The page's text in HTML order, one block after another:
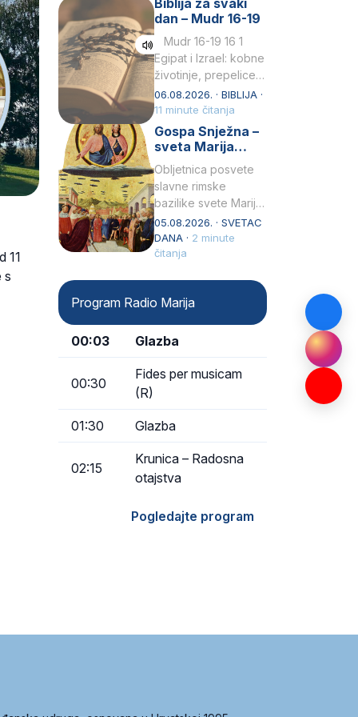
11
s
Petar u svojoj
drugoj…
Biblija za svaki
dan – Mudr 16-19
Mudr 16-19 16 1
Egipat i Izrael: kobne
životinje, prepelice
Zato bijahu
primjereno kažnjeni
sličnim životinjamai
mučeni mnoštvom
06.08.2026. · BIBLIJA ·
11 minute čitanja
Gospa Snježna –
sveta Marija
Velika, zaštitnica
rimske bazilike
Obljetnica posvete
slavne rimske
bazilike svete Marije
Velike (Santa Maria
Maggiore) u narodu
se slavi kao Gospa
05.08.2026. · SVETAC
DANA · 2 minute
čitanja
Program Radio Marija
00:03 Glazba
00:30
Fides per musicam
(R)
01:30 Glazba
02:15
Krunica – Radosna
otajstva
Pogledajte program